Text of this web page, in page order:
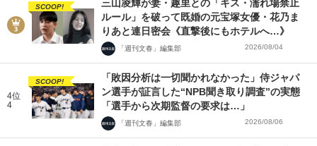
SCOOP!
三山凌輝が妻・趣里との「キス・濡れ場禁止
ルール」を破って既婚の元宝塚女優・花乃ま
りあと連日密会《直撃後にもホテルへ…》
「週刊文春」編集部 2026/08/04
4位
4
SCOOP!
「敗因分析は一切聞かれなかった」侍ジャパ
ン選手が証言した“NPB聞き取り調査”の実態
「選手から次期監督の要求は…」
「週刊文春」編集部 2026/08/06